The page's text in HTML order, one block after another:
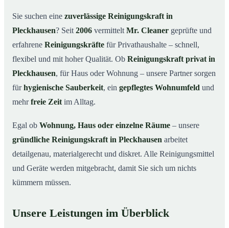
04So läuft die Buchung einer Reinigungskraft ab
Typische Anlässe für eine Reinigungskraft
07 Jetzt Reinigungskraft buchen
08So einfach buchen Sie eine Reinigungskraft in
Sie suchen eine zuverlässige Reinigungskraft in
Pleckhausen? Seit 2006 vermittelt Mr. Cleaner geprüfte und
erfahrene Reinigungskräfte für Privathaushalte – schnell,
flexibel und mit hoher Qualität. Ob Reinigungskraft privat in
Pleckhausen, für Haus oder Wohnung – unsere Partner sorgen
fürhygienische Sauberkeit, ein gepflegtes Wohnumfeld und
mehrfreie Zeit im Alltag.
Egal ob Wohnung, Haus oder einzelne Räume – unsere
gründliche Reinigungskraft in Pleckhausen arbeitet
detailgenau, materialgerecht und diskret. Alle Reinigungsmittel
und Geräte werden mitgebracht, damit Sie sich um nichts
kümmern müssen.
Unsere Leistungen im Überblick